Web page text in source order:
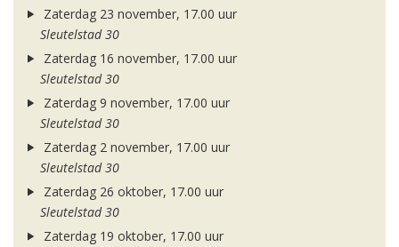
Zaterdag 23 november, 17.00 uur
Sleutelstad 30
Zaterdag 16 november, 17.00 uur
Sleutelstad 30
Zaterdag 9 november, 17.00 uur
Sleutelstad 30
Zaterdag 2 november, 17.00 uur
Sleutelstad 30
Zaterdag 26 oktober, 17.00 uur
Sleutelstad 30
Zaterdag 19 oktober, 17.00 uur